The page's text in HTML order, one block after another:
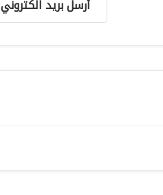
أرسل بريد الكتروني